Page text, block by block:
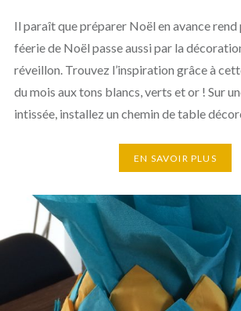
Il paraît que préparer Noël en avance rend
féerie de Noël passe aussi par la
réveillon. Trouvez l’inspiration grâce à
du mois aux tons blancs, verts et or ! Sur
intissée, installez un chemin de table
EN SAVOIR PLUS